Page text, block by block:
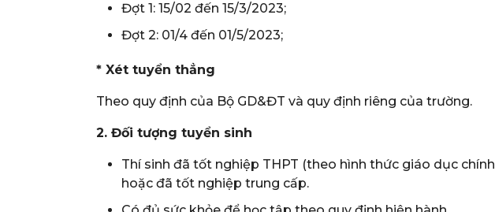
Đợt 1: 15/02 đến 15/3/2023;
Đợt 2: 01/4 đến 01/5/2023;
* Xét tuyển thẳng
Theo quy định của Bộ GD&ĐT và quy định riêng của trường.
2. Đối tượng tuyển sinh
Thí sinh đã tốt nghiệp THPT (theo hình thức giáo dục
hoặc đã tốt nghiệp trung cấp.